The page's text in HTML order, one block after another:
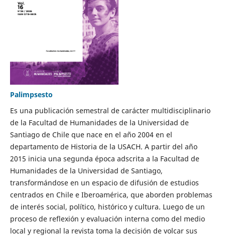
Palimpsesto
Es una publicación semestral de carácter multidisciplinario
de la Facultad de Humanidades de la Universidad de
Santiago de Chile que nace en el año 2004 en el
departamento de Historia de la USACH. A partir del año
2015 inicia una segunda época adscrita a la Facultad de
Humanidades de la Universidad de Santiago,
transformándose en un espacio de difusión de estudios
centrados en Chile e Iberoamérica, que aborden problemas
de interés social, político, histórico y cultura. Luego de un
proceso de reflexión y evaluación interna como del medio
local y regional la revista toma la decisión de volcar sus